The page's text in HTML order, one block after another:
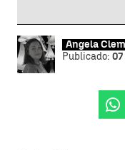
Ángela
Publicado: 07